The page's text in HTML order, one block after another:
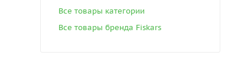
Все товары категории
Все товары бренда Fiskars